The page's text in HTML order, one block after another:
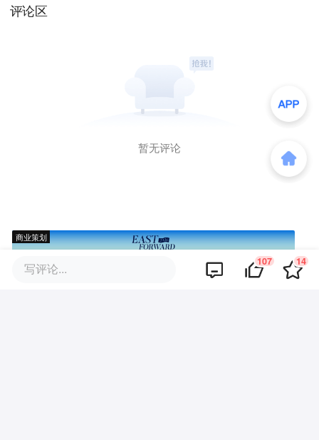
评论区
暂无评论
商业策划
写评论... 107 14